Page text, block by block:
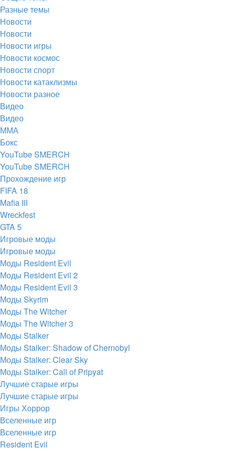
вкладке)
Разные темы
Новости
Новости
Новости игры
Новости космос
Новости спорт
Новости катаклизмы
Новости разное
Видео
Видео
ММА
Бокс
YouTube SMERCH
YouTube SMERCH
Прохождение игр
FIFA 18
Mafia III
Wreckfest
GTA 5
Игровые моды
Игровые моды
Моды Resident Evil
Моды Resident Evil 2
Моды Resident Evil 3
Моды Skyrim
Моды The Witcher
Моды The Witcher 3
Моды Stalker
Моды Stalker: Shadow of Chernobyl
Моды Stalker: Clear Sky
Моды Stalker: Call of Pripyat
Лучшие старые игры
Лучшие старые игры
Игры Хоррор
Вселенные игр
Вселенные игр
Resident Evil